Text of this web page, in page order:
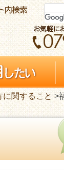
に関すること >